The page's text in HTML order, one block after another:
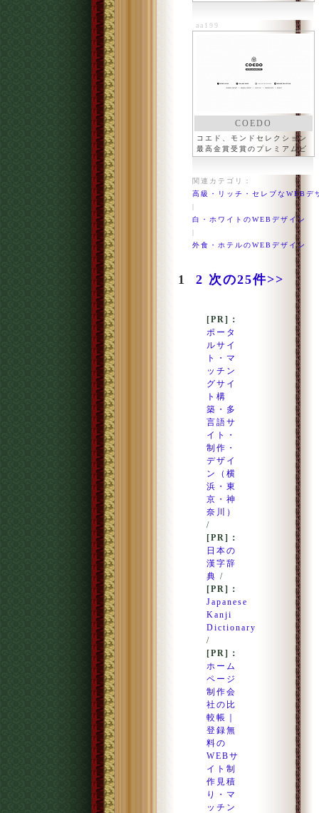
ン
aa199
COEDO
コエド、モンドセレクション
最高金賞受賞のプレミアムビ
ール
関連カテゴリ：
高級・リッチ・セレブなWEBデ
|
白・ホワイトのWEBデザイン
|
外食・ホテルのWEBデザイン
1 2 次の25件>>
[PR]：
ポータ
ルサイ
ト・マ
ッチン
グサイ
ト構
築・多
言語サ
イト・
制作・
デザイ
ン（横
浜・東
京・神
奈川）
/
[PR]：
日本の
漢字辞
典 /
[PR]：
Japanese
Kanji
Dictionary
/
[PR]：
ホーム
ページ
制作会
社の比
較帳｜
登録無
料の
WEBサ
イト制
作見積
り・マ
ッチン